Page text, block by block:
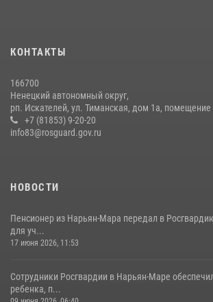
КОНТАКТЫ
166700
Ненецкий автономный округ,
рп. Искателей, ул. Тиманская, дом 1а, помещение
+7 (81853) 9-20-20
info83@rosguard.gov.ru
НОВОСТИ
Пенсионер из Нарьян-Мара передал в
для уч...
17 июня 2026, 11:53
Сотрудники Росгвардии в Нарьян-Маре
ребенка, п...